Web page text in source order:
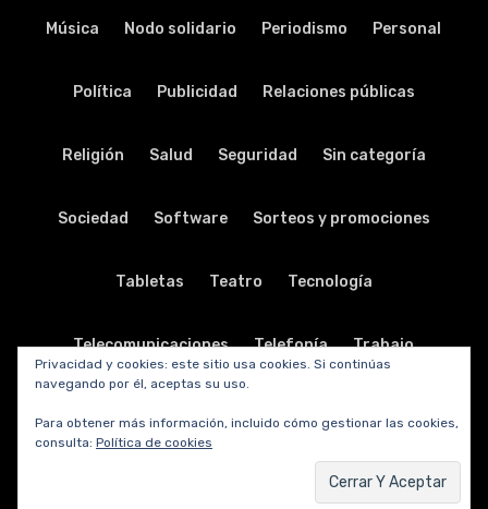
Música Nodo solidario Periodismo Personal
Política Publicidad Relaciones públicas
Religión Salud Seguridad Sin categoría
Sociedad Software Sorteos y promociones
Tabletas Teatro Tecnología
Telecomunicaciones Telefonía Trabajo
Privacidad y cookies: este sitio usa cookies. Si continúas
navegando por él, aceptas su uso.
Para obtener más información, incluido cómo gestionar las cookies,
consulta: Política de cookies